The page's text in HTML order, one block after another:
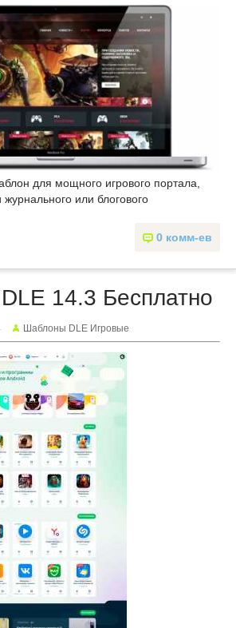
для мощного игрового портала,
журнального или блогового
0 комм-ев
14.3 Бесплатно
Шаблоны DLE Игровые